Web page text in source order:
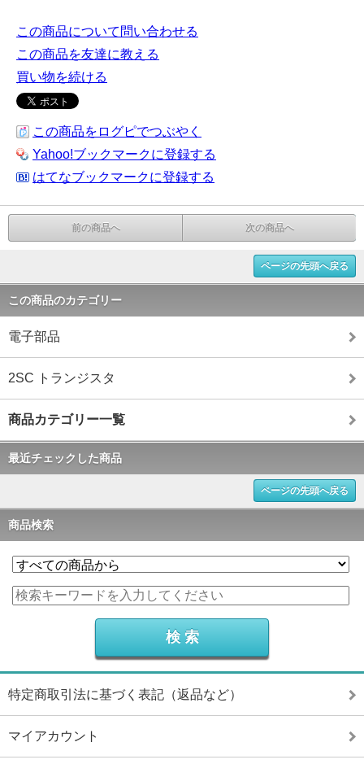
この商品について問い合わせる
この商品を友達に教える
買い物を続ける
この商品をログピでつぶやく
Yahoo!ブックマークに登録する
はてなブックマークに登録する
前の商品へ 次の商品へ
ページの先頭へ戻る
この商品のカテゴリー
電子部品
2SC トランジスタ
商品カテゴリー一覧
最近チェックした商品
ページの先頭へ戻る
商品検索
特定商取引法に基づく表記（返品など）
マイアカウント